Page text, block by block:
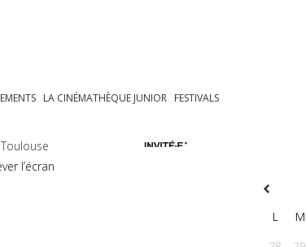
LA CINÉMATHÈQUE JUNIOR FESTIVALS
l’écran
L M